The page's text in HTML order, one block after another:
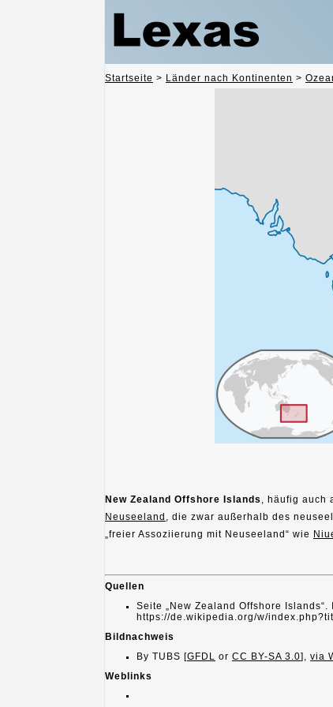
Startseite > Länder nach Kontinenten >
New Zealand Offshore Islands , häufig auch
Neuseeland
, die zwar außerhalb des
„freier Assoziierung mit Neuseeland“ wie
Quellen
Seite „New Zealand Offshore
https://de.wikipedia.org/w/
Bildnachweis
By TUBS [GFDL or CC BY-SA 3.0], via
Weblinks